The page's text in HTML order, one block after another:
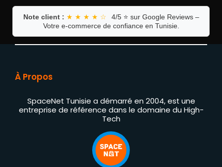
Note client : ★ ★ ★ ★ ☆
4/5 ⭐ sur Google Reviews –
Votre e-commerce de confiance en Tunisie.
À Propos
SpaceNet Tunisie a démarré en 2004, est une
entreprise de référence dans le domaine du High-
Tech